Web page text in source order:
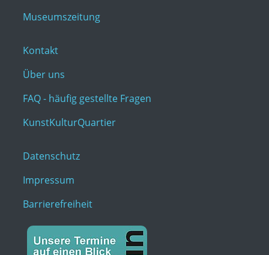
Museumszeitung
Kontakt
Über uns
FAQ - häufig gestellte Fragen
KunstKulturQuartier
Datenschutz
Impressum
Barrierefreiheit